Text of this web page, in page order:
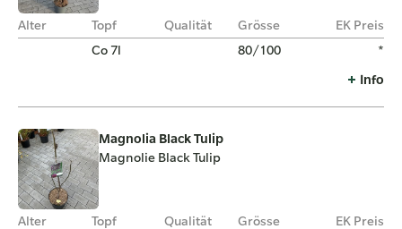
Alter Topf Qualität Grösse
EK Preis
Co 7l
80/100 *
Info
Magnolia Black Tulip
Magnolie Black Tulip
Alter Topf Qualität Grösse
EK Preis